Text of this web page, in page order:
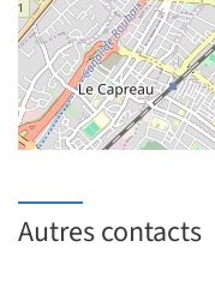
Autres contacts